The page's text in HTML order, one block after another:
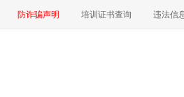
防诈骗声明 培训证书查询 违法信